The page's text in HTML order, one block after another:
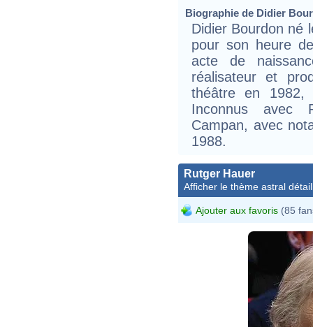
Biographie de Didier
Didier Bourdon né
pour son heure
acte de
réalisateur et
théâtre en
Inconnus avec
Campan, avec
1988.
Rutger Hauer
Afficher le thème astral
Ajouter aux favoris (85